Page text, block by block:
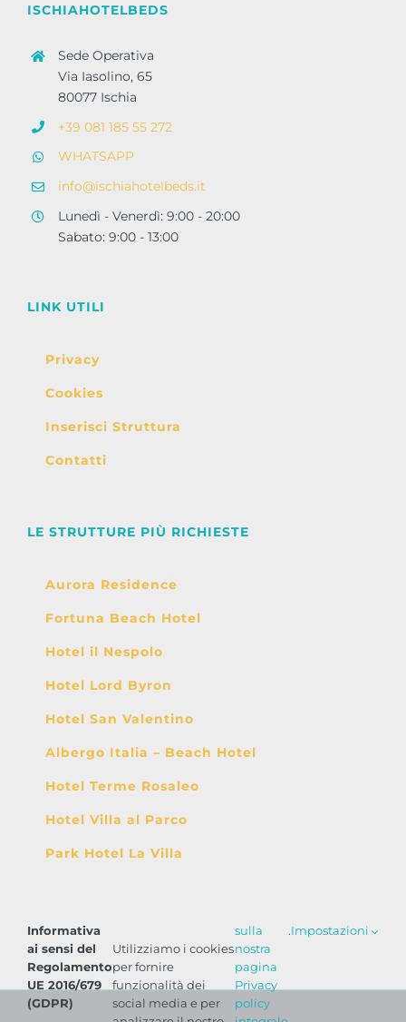
ISCHIAHOTELBEDS
Sede Operativa
Via Iasolino, 65
80077 Ischia
+39 081 185 55 272
WHATSAPP
info@ischiahotelbeds.it
Lunedì - Venerdì: 9:00 - 20:00
Sabato: 9:00 - 13:00
LINK UTILI
Privacy
Cookies
Inserisci Struttura
Contatti
LE STRUTTURE PIÙ RICHIESTE
Aurora Residence
Fortuna Beach Hotel
Hotel il Nespolo
Hotel Lord Byron
Hotel San Valentino
Albergo Italia – Beach Hotel
Hotel Terme Rosaleo
Hotel Villa al Parco
Park Hotel La Villa
Informativa
ai sensi del
Regolamento
UE 2016/679
(GDPR)
Utilizziamo i cookies
per fornire
funzionalità dei
social media e per
sulla
nostra
pagina
Privacy
policy
.Impostazioni